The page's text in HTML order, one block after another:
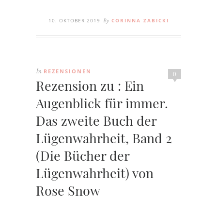
10. OKTOBER 2019 By CORINNA ZABICKI
0
In REZENSIONEN
Rezension zu : Ein
Augenblick für immer.
Das zweite Buch der
Lügenwahrheit, Band 2
(Die Bücher der
Lügenwahrheit) von
Rose Snow